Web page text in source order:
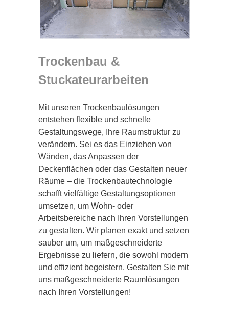
Trockenbau &
Stuckateurarbeiten
Mit unseren Trockenbaulösungen
entstehen flexible und schnelle
Gestaltungswege, Ihre Raumstruktur zu
verändern. Sei es das Einziehen von
Wänden, das Anpassen der
Deckenflächen oder das Gestalten neuer
Räume – die Trockenbautechnologie
schafft vielfältige Gestaltungsoptionen
umsetzen, um Wohn- oder
Arbeitsbereiche nach Ihren Vorstellungen
zu gestalten. Wir planen exakt und setzen
sauber um, um maßgeschneiderte
Ergebnisse zu liefern, die sowohl modern
und effizient begeistern. Gestalten Sie mit
uns maßgeschneiderte Raumlösungen
nach Ihren Vorstellungen!